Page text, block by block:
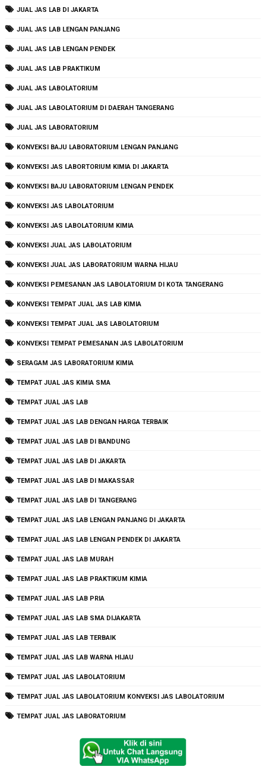
JUAL JAS LAB DI JAKARTA
JUAL JAS LAB LENGAN PANJANG
JUAL JAS LAB LENGAN PENDEK
JUAL JAS LAB PRAKTIKUM
JUAL JAS LABOLATORIUM
JUAL JAS LABOLATORIUM DI DAERAH TANGERANG
JUAL JAS LABORATORIUM
KONVEKSI BAJU LABORATORIUM LENGAN PANJANG
KONVEKSI JAS LABORTORIUM KIMIA DI JAKARTA
KONVEKSI BAJU LABORATORIUM LENGAN PENDEK
KONVEKSI JAS LABOLATORIUM
KONVEKSI JAS LABOLATORIUM KIMIA
KONVEKSI JUAL JAS LABOLATORIUM
KONVEKSI JUAL JAS LABORATORIUM WARNA HIJAU
KONVEKSI PEMESANAN JAS LABOLATORIUM DI KOTA TANGERANG
KONVEKSI TEMPAT JUAL JAS LAB KIMIA
KONVEKSI TEMPAT JUAL JAS LABOLATORIUM
KONVEKSI TEMPAT PEMESANAN JAS LABOLATORIUM
SERAGAM JAS LABORATORIUM KIMIA
TEMPAT JUAL JAS KIMIA SMA
TEMPAT JUAL JAS LAB
TEMPAT JUAL JAS LAB DENGAN HARGA TERBAIK
TEMPAT JUAL JAS LAB DI BANDUNG
TEMPAT JUAL JAS LAB DI JAKARTA
TEMPAT JUAL JAS LAB DI MAKASSAR
TEMPAT JUAL JAS LAB DI TANGERANG
TEMPAT JUAL JAS LAB LENGAN PANJANG DI JAKARTA
TEMPAT JUAL JAS LAB LENGAN PENDEK DI JAKARTA
TEMPAT JUAL JAS LAB MURAH
TEMPAT JUAL JAS LAB PRAKTIKUM KIMIA
TEMPAT JUAL JAS LAB PRIA
TEMPAT JUAL JAS LAB SMA DIJAKARTA
TEMPAT JUAL JAS LAB TERBAIK
TEMPAT JUAL JAS LAB WARNA HIJAU
TEMPAT JUAL JAS LABOLATORIUM
TEMPAT JUAL JAS LABOLATORIUM KONVEKSI JAS LABOLATORIUM
TEMPAT JUAL JAS LABORATORIUM